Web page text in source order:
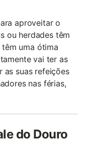
aproveitar o
ou herdades têm
uma ótima
vai ter as
as suas refeições
nas férias,
do Douro